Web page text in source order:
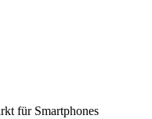
für Smartphones